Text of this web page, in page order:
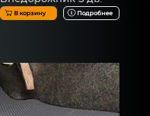
В корзину Подробнее